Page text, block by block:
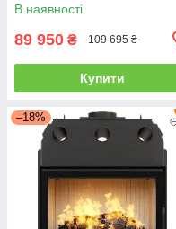
В наявності
89 950 ₴ 109 695 ₴
Купити
–18%